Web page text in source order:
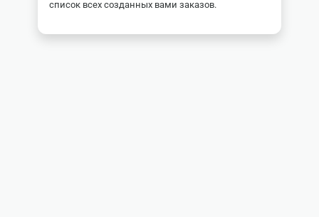
список всех созданных вами заказов.